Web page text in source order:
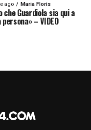
ago Maria Floris
Guardiola sia qui a
– VIDEO